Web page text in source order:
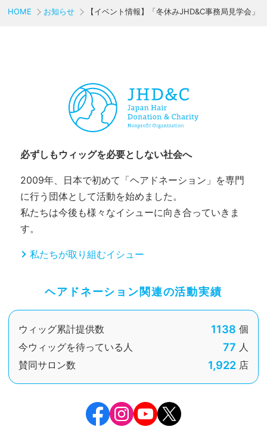
HOME お知らせ 【イベント情報】「冬休みJHD&C事務局見学会」
必ずしもウィッグを必要としない社会へ
2009年、日本で初めて「ヘアドネーション」を専門
に行う団体として活動を始めました。
私たちは今後も様々なイシューに向き合っていきま
す。
私たちが取り組むイシュー
ヘアドネーション関連の活動実績
ウィッグ累計提供数 1138 個
今ウィッグを待っている人
77 人
賛同サロン数
1,922 店